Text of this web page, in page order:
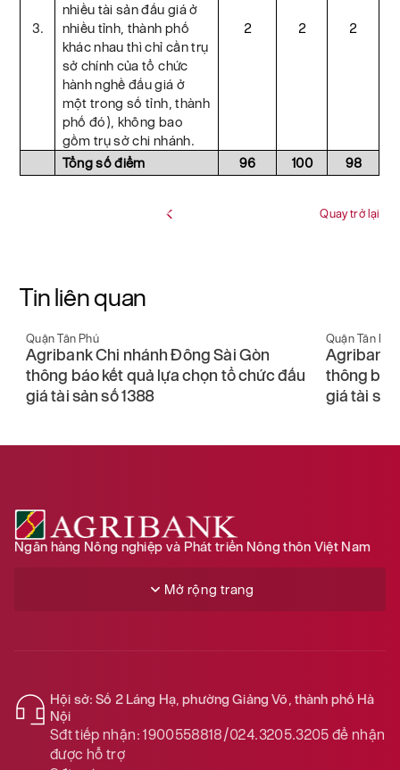
3.
nhiều tài sản đấu giá ở
nhiều tỉnh, thành phố
khác nhau thì chỉ cần trụ
sở chính của tổ chức
hành nghề đấu giá ở
một trong số tỉnh, thành
phố đó), không bao
gồm trụ sở chi nhánh.
2 2 2
Tổng số điểm 96 100 98
Quay trở lại
Tin liên quan
Quận Tân Phú
Agribank Chi nhánh Đong Sài Gòn
thông báo kết quả lựa chọn tổ chức đấu
giá tài sản số 1382
Quận Tân Phú
Agribank
thông
giá tài sản
Ngân hàng Nông nghiệp và Phát triển Nông thôn Việt Nam
Mở rộng trang
Hội sở: Số 2 Láng Hạ, phường Giảng Võ, thành phố Hà
Nội
Sđt tiếp nhận: 1900558818/024.3205.3205để nhận
được hỗ trợ